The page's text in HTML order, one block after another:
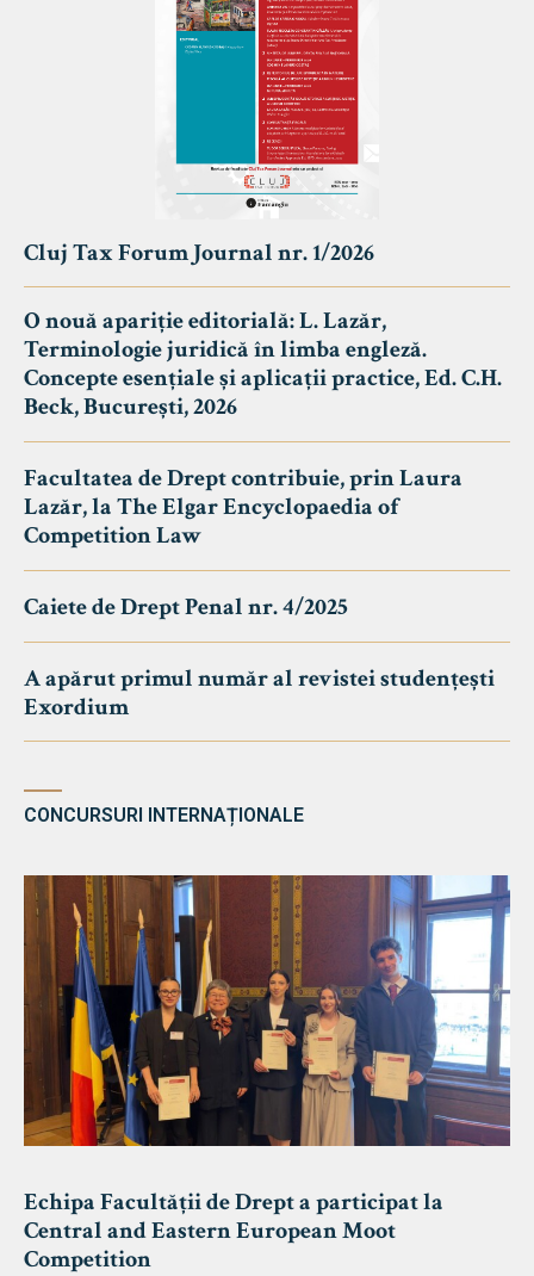
Cluj Tax Forum Journal nr. 1/2026
O nouă apariție editorială: L. Lazăr,
Terminologie juridică în limba engleză.
Concepte esențiale și aplicații practice, Ed. C.H.
Beck, București, 2026
Facultatea de Drept contribuie, prin Laura
Lazăr, la The Elgar Encyclopaedia of
Competition Law
Caiete de Drept Penal nr. 4/2025
A apărut primul număr al revistei studențești
Exordium
CONCURSURI INTERNAȚIONALE
Echipa Facultății de Drept a participat la
Central and Eastern European Moot
Competition